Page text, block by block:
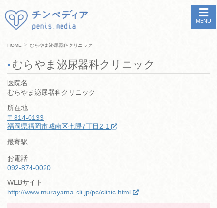
MENU
HOME > むらやま泌尿器科クリニック
むらやま泌尿器科クリニック
医院名
むらやま泌尿器科クリニック
所在地
〒814-0133
福岡県福岡市城南区七隈7丁目2-1
最寄駅
お電話
092-874-0020
WEBサイト
http://www.murayama-cli.jp/pc/clinic.html